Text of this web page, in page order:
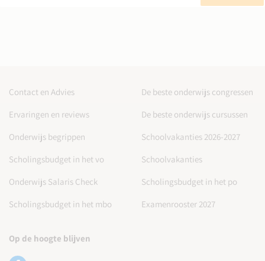
Contact en Advies
De beste onderwijs congressen
Ervaringen en reviews
De beste onderwijs cursussen
Onderwijs begrippen
Schoolvakanties 2026-2027
Scholingsbudget in het vo
Schoolvakanties
Onderwijs Salaris Check
Scholingsbudget in het po
Scholingsbudget in het mbo
Examenrooster 2027
Op de hoogte blijven